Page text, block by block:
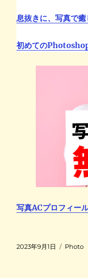
息抜きに、写真で
初めての
写真ACプロフィー
投
2023年9月1日
カ
Photo